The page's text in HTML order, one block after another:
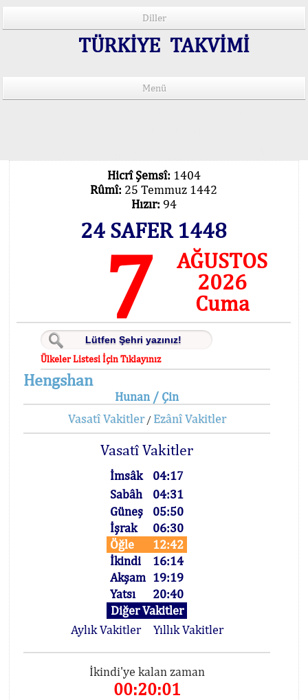
Diller
TÜRKİYE TAKVİMİ
Menü
Hicrî Şemsî: 1404
Rûmî: 25 Temmuz 1442
Hızır: 94
24 SAFER 1448
7
AĞUSTOS
2026
Cuma
Ülkeler Listesi İçin Tıklayınız
Hengshan
Hunan / Çin
Vasatî Vakitler/ Ezânî Vakitler
Vasatî Vakitler
İmsâk
04:17
Sabâh
04:31
Güneş
05:50
İşrak
06:30
Öğle
12:42
İkindi
16:14
Akşam 19:19
Yatsı
20:40
Diğer Vakitler
Aylık Vakitler
Yıllık Vakitler
İkindi'ye kalan zaman
00:20:01